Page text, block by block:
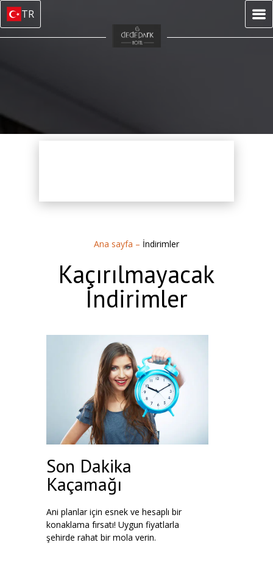
TR
Ana sayfa – İndirimler
Kaçırılmayacak
İndirimler
Son Dakika
Kaçamağı
Ani planlar için esnek ve hesaplı bir
konaklama fırsatı! Uygun fiyatlarla
şehirde rahat bir mola verin.